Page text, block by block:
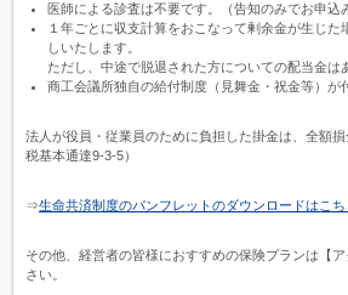
医師による診査は不要です。（告知のみでお申込
１年ごとに収支計算をおこなって剰余金が生じた
しいたします。
ただし、中途で脱退された方についての配当金は
商工会議所独自の給付制度（見舞金・祝金等）が
法人が役員・従業員のために負担した掛金は、全額
税基本通達9-3-5）
⇒生命共済制度のパンフレットのダウンロードはこち
その他、経営者の皆様におすすめの保険プランは【
さい。